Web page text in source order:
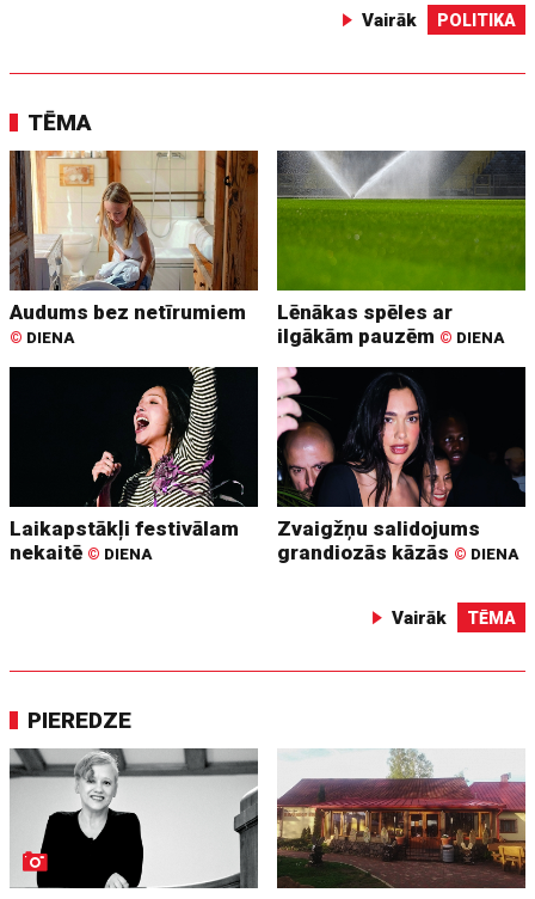
Vairāk POLITIKA
TĒMA
Audums bez netīrumiem
© DIENA
Lēnākas spēles ar
ilgākām pauzēm © DIENA
Laikapstākļi festivālam
nekaitē © DIENA
Zvaigžņu salidojums
grandiozās kāzās © DIENA
Vairāk TĒMA
PIEREDZE